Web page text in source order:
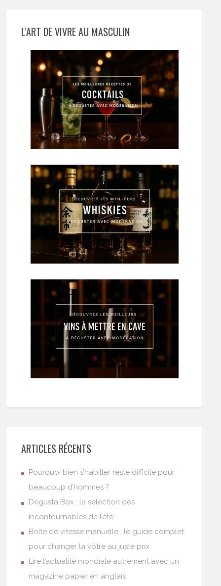
L’ART DE VIVRE AU MASCULIN
ARTICLES RÉCENTS
Pourquoi bien s’habiller reste difficile pour
beaucoup d’hommes ?
Degusta Box : la sélection des
incontournables de l’été
Boîte de vitesse manuelle : le guide complet
pour changer la vôtre au juste prix
Lire l’actualité mondiale autrement avec un
magazine papier en anglais